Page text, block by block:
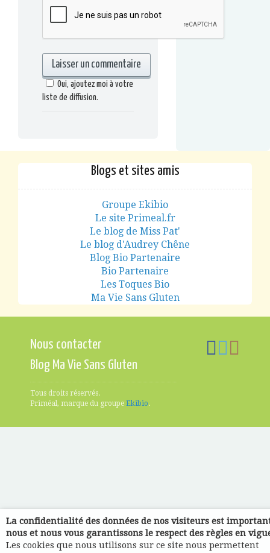
Oui, ajoutez moi à votre
liste de diffusion.
Blogs et sites amis
Groupe Ekibio
Le site Primeal.fr
Le blog de Miss Pat'
Le blog d'Audrey Chêne
Blog Bio Partenaire
Bio Partenaire
Les Toques Bio
Ma Vie Sans Gluten
Nous contacter
Blog Ma Vie Sans Gluten
Tous droits réservés.
Priméal, marque du groupe Ekibio.
La confidentialité des données de nos visiteurs est
nous et nous vous garantissons le respect des règles en
Les cookies que nous utilisons sur ce site nous permettent